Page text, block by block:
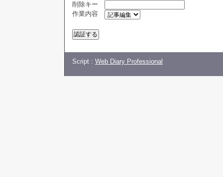
削除キー
作業内容
Script : Web Diary Professional